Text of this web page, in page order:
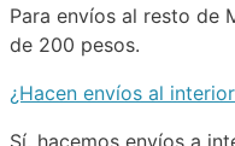
Para envíos al resto de
de 200 pesos.
¿Hacen envíos al
Sí, hacemos envíos a